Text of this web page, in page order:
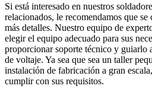
Si está interesado en nuestros
relacionados, le recomendamos que
más detalles. Nuestro equipo de
elegir el equipo adecuado para sus
proporcionar soporte técnico y guiarlo
de voltaje. Ya sea que sea un taller
instalación de fabricación a gran
cumplir con sus requisitos.